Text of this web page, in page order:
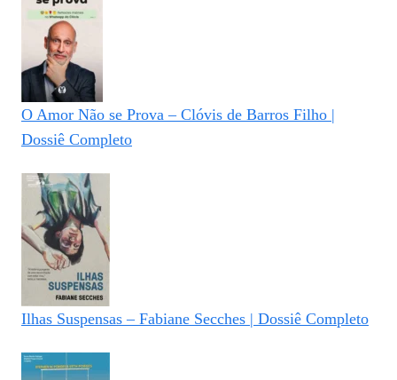
O Amor Não se Prova – Clóvis de Barros Filho |
Dossiê Completo
Ilhas Suspensas – Fabiane Secches | Dossiê Completo